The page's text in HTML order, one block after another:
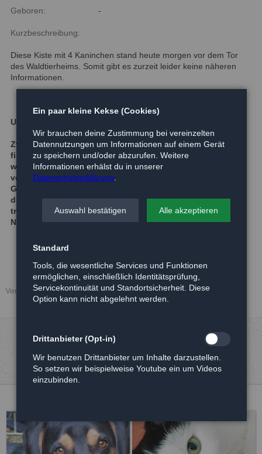
Geboren: -
Kurzbeschreibung:
Diese Kiste mit 4 Kaninchen stand heute morgen vor dem Tor
des Waldtierheims. Somit gibt es zurzeit leider keine näheren
Informationen.
Update:
Zwei der Langohren konnten bereits ein neues Zuhause
finden. Die verbleibenden beiden "Fellsöckchen" können
wir derzeit leider nicht vermitteln, da die eine Dame
vermutlich trächtig ist. Zwergkaninchen brauchen
Gesellschaft und sollten nie allein gehalten werden. Aus
diesem Grund werden wir die beiden jetzt auch nicht
trennen und erst einmal abwarten ob sich tatsächlich
Nachwuchs ankündigt.
Veröffentlicht: 10.11.2015
Ein paar kleine Kekse (Cookies)
Wir brauchen deine Zustimmung bei vereinzelten
Datennutzungen um Informationen auf einem Gerät
zu speichern und/oder abzurufen. Weitere
Informationen erhälst du in unserer
Datenschutzerklärung
Auswahl bestätigen Alle akzeptieren
Standard
Tools, die wesentliche Services und Funktionen
ermöglichen, einschließlich Identitätsprüfung,
Servicekontinuität und Standortsicherheit. Diese
Option kann nicht abgelehnt werden.
Drittanbieter (Opt-in)
Wir benutzen Drittanbieter um Inhalte darzustellen.
So setzen wir beispielweise Youtube ein um Videos
einzubinden.